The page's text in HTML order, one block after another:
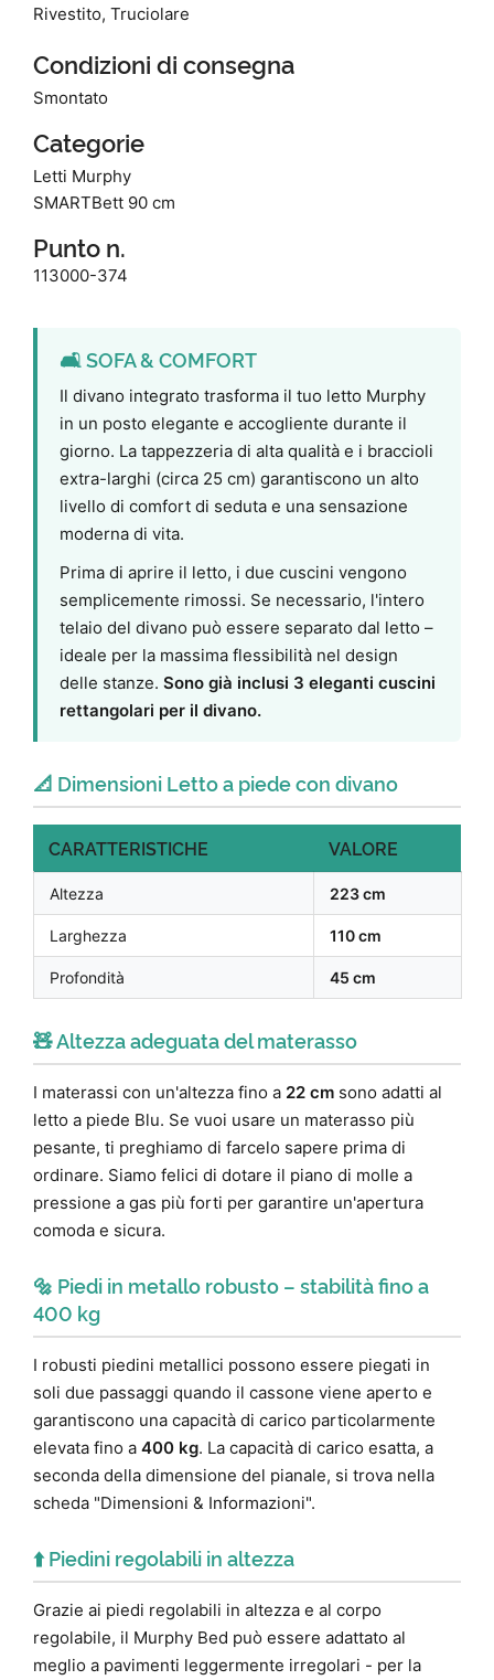
Rivestito, Truciolare
Condizioni di consegna
Smontato
Categorie
Letti Murphy
SMARTBett 90 cm
Punto n.
113000-374
🛋️ SOFA & COMFORT
Il divano integrato trasforma il tuo letto Murphy
in un posto elegante e accogliente durante il
giorno. La tappezzeria di alta qualità e i braccioli
extra-larghi (circa 25 cm) garantiscono un alto
livello di comfort di seduta e una sensazione
moderna di vita.
Prima di aprire il letto, i due cuscini vengono
semplicemente rimossi. Se necessario, l'intero
telaio del divano può essere separato dal letto –
ideale per la massima flessibilità nel design
delle stanze. Sono già inclusi 3 eleganti cuscini
rettangolari per il divano.
📐 Dimensioni Letto a piede con divano
CARATTERISTICHE VALORE
Altezza 223 cm
Larghezza 110 cm
Profondità 45 cm
🧸 Altezza adeguata del materasso
I materassi con un'altezza fino a 22 cm sono adatti al
letto a piede Blu. Se vuoi usare un materasso più
pesante, ti preghiamo di farcelo sapere prima di
ordinare. Siamo felici di dotare il piano di molle a
pressione a gas più forti per garantire un'apertura
comoda e sicura.
🔩 Piedi in metallo robusto – stabilità fino a
400 kg
I robusti piedini metallici possono essere piegati in
soli due passaggi quando il cassone viene aperto e
garantiscono una capacità di carico particolarmente
elevata fino a 400 kg. La capacità di carico esatta, a
seconda della dimensione del pianale, si trova nella
scheda "Dimensioni & Informazioni".
⬆️ Piedini regolabili in altezza
Grazie ai piedi regolabili in altezza e al corpo
regolabile, il Murphy Bed può essere adattato al
meglio a pavimenti leggermente irregolari - per la